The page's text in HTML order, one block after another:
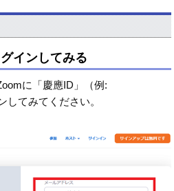
インしてみる
に「慶應ID」（例:
してみてください。